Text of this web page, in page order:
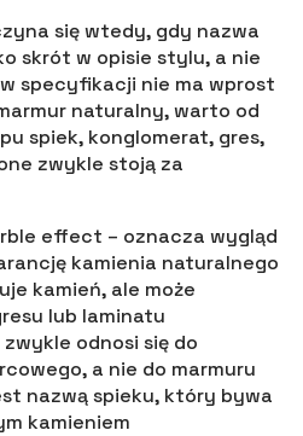
się wtedy, gdy nazwa
skrót w opisie stylu, a nie
specyfikacji nie ma wprost
naturalny, warto od
spiek, konglomerat, gres,
zwykle stoją za
effect – oznacza wygląd
kamienia naturalnego
kamień, ale może
lub laminatu
odnosi się do
a nie do marmuru
nazwą spieku, który bywa
kamieniem